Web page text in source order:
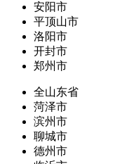
安阳市
平顶山市
洛阳市
开封市
郑州市
全山东省
菏泽市
滨州市
聊城市
德州市